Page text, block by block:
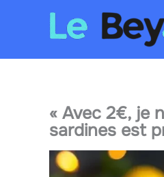
« Avec 2€, je
sardines est